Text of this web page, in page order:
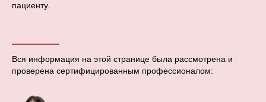
пациенту.
Вся информация на этой странице была рассмотрена и
проверена сертифицированным профессионалом: